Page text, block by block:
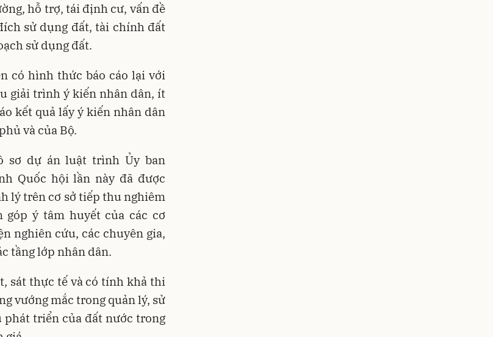
hỗ trợ, tái định cư, vấn đề
sử dụng đất, tài chính đất
sử dụng đất.
có hình thức báo cáo lại với
giải trình ý kiến nhân dân, ít
kết quả lấy ý kiến nhân dân
và của Bộ.
sơ dự án luật trình Ủy ban
Quốc hội lần này đã được
lý trên cơ sở tiếp thu nghiêm
ý tâm huyết của các cơ
nghiên cứu, các chuyên gia,
tầng lớp nhân dân.
sát thực tế và có tính khả thi
vướng mắc trong quản lý, sử
phát triển của đất nước trong